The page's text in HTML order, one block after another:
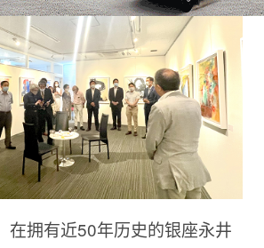
在拥有近50年历史的银座永井